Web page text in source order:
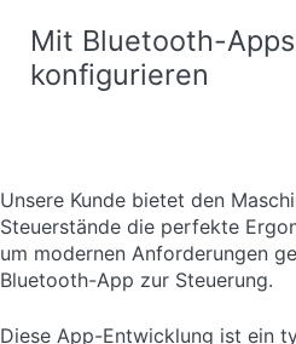
Mit Bluetooth-
konfigurieren
Unsere Kunde bietet den
Steuerstände die perfekte
um modernen Anforderungen
Bluetooth-App zur Steuerung.
Diese App-Entwicklung ist ein